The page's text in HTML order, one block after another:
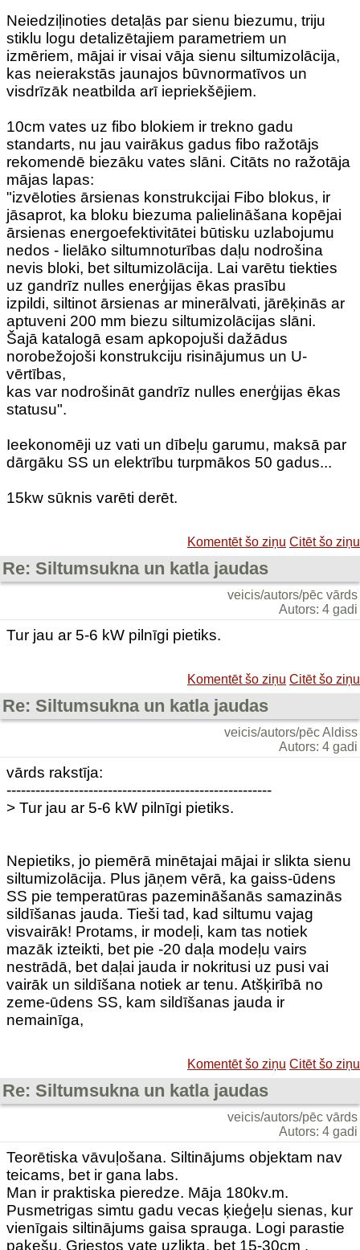
Neiedziļinoties detaļās par sienu biezumu, triju
stiklu logu detalizētajiem parametriem un
izmēriem, mājai ir visai vāja sienu siltumizolācija,
kas neierakstās jaunajos būvnormatīvos un
visdrīzāk neatbilda arī iepriekšējiem.
10cm vates uz fibo blokiem ir trekno gadu
standarts, nu jau vairākus gadus fibo ražotājs
rekomendē biezāku vates slāni. Citāts no ražotāja
mājas lapas:
"izvēloties ārsienas konstrukcijai Fibo blokus, ir
jāsaprot, ka bloku biezuma palielināšana kopējai
ārsienas energoefektivitātei būtisku uzlabojumu
nedos - lielāko siltumnoturības daļu nodrošina
nevis bloki, bet siltumizolācija. Lai varētu tiekties
uz gandrīz nulles enerģijas ēkas prasību
izpildi, siltinot ārsienas ar minerālvati, jārēķinās ar
aptuveni 200 mm biezu siltumizolācijas slāni.
Šajā katalogā esam apkopojuši dažādus
norobežojoši konstrukciju risinājumus un U-
vērtības,
kas var nodrošināt gandrīz nulles enerģijas ēkas
statusu".
Ieekonomēji uz vati un dībeļu garumu, maksā par
dārgāku SS un elektrību turpmākos 50 gadus...
15kw sūknis varēti derēt.
Komentēt šo ziņu Citēt šo ziņu
Re: Siltumsukna un katla jaudas
veicis/autors/pēc vārds
Autors: 4 gadi
Tur jau ar 5-6 kW pilnīgi pietiks.
Komentēt šo ziņu Citēt šo ziņu
Re: Siltumsukna un katla jaudas
veicis/autors/pēc Aldiss
Autors: 4 gadi
vārds rakstīja:
-------------------------------------------------------
> Tur jau ar 5-6 kW pilnīgi pietiks.
Nepietiks, jo piemērā minētajai mājai ir slikta sienu
siltumizolācija. Plus jāņem vērā, ka gaiss-ūdens
SS pie temperatūras pazemināšanās samazinās
sildīšanas jauda. Tieši tad, kad siltumu vajag
visvairāk! Protams, ir modeļi, kam tas notiek
mazāk izteikti, bet pie -20 daļa modeļu vairs
nestrādā, bet daļai jauda ir nokritusi uz pusi vai
vairāk un sildīšana notiek ar tenu. Atšķirībā no
zeme-ūdens SS, kam sildīšanas jauda ir
nemainīga,
Komentēt šo ziņu Citēt šo ziņu
Re: Siltumsukna un katla jaudas
veicis/autors/pēc vārds
Autors: 4 gadi
Teorētiska vāvuļošana. Siltinājums objektam nav
teicams, bet ir gana labs.
Man ir praktiska pieredze. Māja 180kv.m.
Pusmetrigas simtu gadu vecas ķieģeļu sienas, kur
vienīgais siltinājums gaisa sprauga. Logi parastie
pakešu. Griestos vate uzlikta, bet 15-30cm .